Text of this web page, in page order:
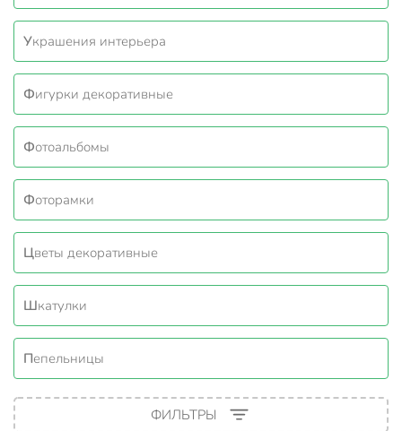
Украшения интерьера
Фигурки декоративные
Фотоальбомы
Фоторамки
Цветы декоративные
Шкатулки
Пепельницы
ФИЛЬТРЫ